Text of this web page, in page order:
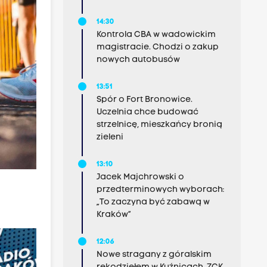
14:30
Kontrola CBA w wadowickim
magistracie. Chodzi o zakup
nowych autobusów
13:51
Spór o Fort Bronowice.
Uczelnia chce budować
strzelnicę, mieszkańcy bronią
zieleni
13:10
Jacek Majchrowski o
przedterminowych wyborach:
„To zaczyna być zabawą w
Kraków”
12:06
Nowe stragany z góralskim